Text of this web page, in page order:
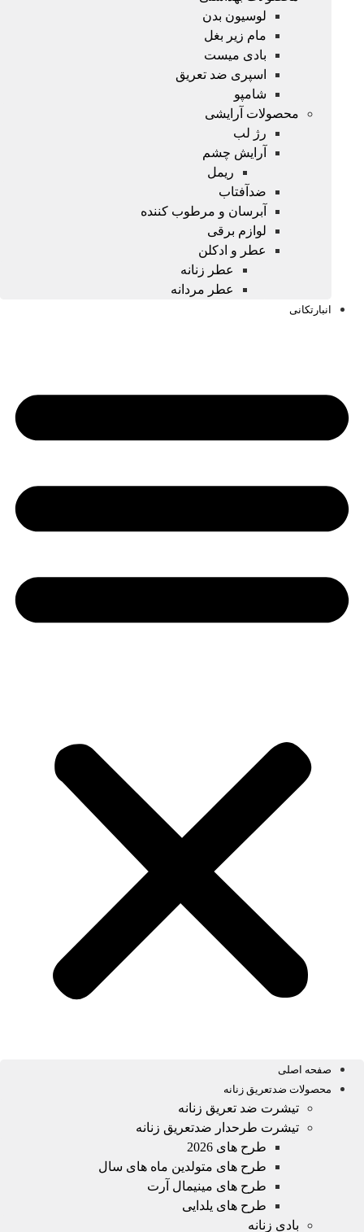
لوسیون بدن
مام زیر بغل
بادی میست
اسپری ضد تعریق
شامپو
محصولات آرایشی
رژ لب
آرایش چشم
ریمل
ضدآفتاب
آبرسان و مرطوب کننده
لوازم برقی
عطر و ادکلن
عطر زنانه
عطر مردانه
انبارتکانی
صفحه اصلی
محصولات ضدتعریق زنانه
تیشرت ضد تعریق زنانه
تیشرت طرحدار ضدتعریق زنانه
طرح های 2026
طرح های متولدین ماه های سال
طرح های مینیمال آرت
طرح های یلدایی
بادی زنانه